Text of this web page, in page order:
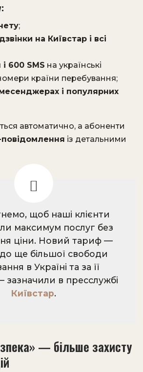
;
на Київстар і всі
600 SMS на українські
країни перебування;
і популярних
автоматично, а абоненти
повідомлення із детальними
щоб наші клієнти
максимум послуг без
ціни. Новий тариф —
ще більшої свободи
в Україні та за її
в пресслужбі
Київстар.
— більше захисту